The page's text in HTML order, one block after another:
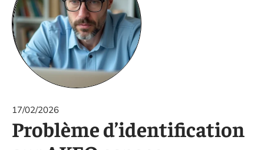
17/02/2026
Problème d’identification